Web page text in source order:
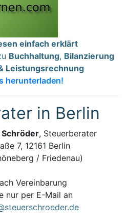
einfach erklärt
Buchhaltung, Bilanzierung
Leistungsrechnung
herunterladen!
in Berlin
, Steuerberater
7, 12161 Berlin
/ Friedenau)
Vereinbarung
nur per E-Mail an